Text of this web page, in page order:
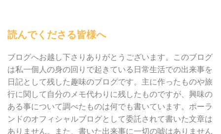
読んでくださる皆様へ
ブログへお越し下さりありがとうございます。このブログ
は私一個人の身の回りで起きている日常生活での出来事を
日記として残した趣味のブログです。主に作ったものや旅
行に関して自分のメモ代わりに残したものですが、興味の
ある事について調べたものは何でも書いています。ポーラ
ンドのオフィシャルブログとして委託されて書いた文章は
ありません。また、書いた出来事に一切の嘘はありません